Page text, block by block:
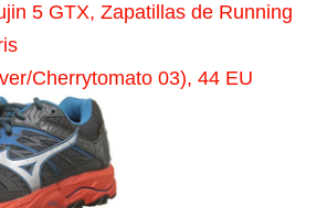
5 GTX, Zapatillas de Running
Cherrytomato 03), 44 EU